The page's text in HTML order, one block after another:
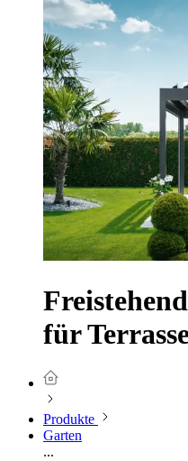
für
Produkte
Garten
...